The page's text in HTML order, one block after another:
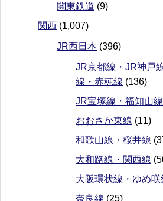
関東鉄道 (9)
関西 (1,007)
JR西日本 (396)
JR京都線・JR神戸
線・赤穂線 (136)
JR宝塚線・福知山線
おおさか東線 (11)
和歌山線・桜井線
大和路線・関西線
大阪環状線・ゆめ咲
奈良線 (25)